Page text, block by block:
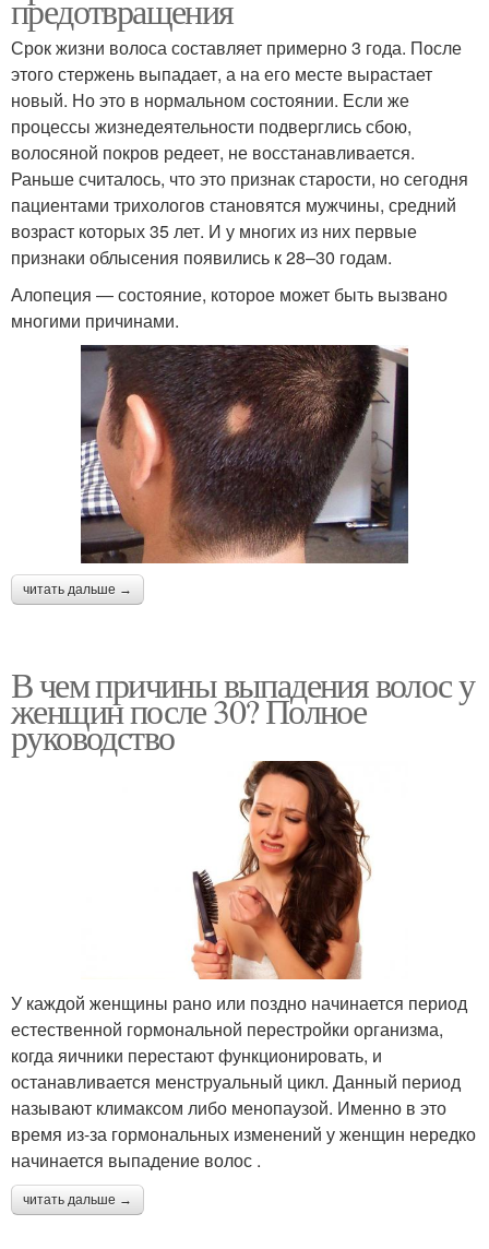
предотвращения
Срок жизни волоса составляет примерно 3 года. После
этого стержень выпадает, а на его месте вырастает
новый. Но это в нормальном состоянии. Если же
процессы жизнедеятельности подверглись сбою,
волосяной покров редеет, не восстанавливается.
Раньше считалось, что это признак старости, но сегодня
пациентами трихологов становятся мужчины, средний
возраст которых 35 лет. И у многих из них первые
признаки облысения появились к 28–30 годам.
Алопеция — состояние, которое может быть вызвано
многими причинами.
читать дальше →
В чем причины выпадения волос у
женщин после 30? Полное
руководство
У каждой женщины рано или поздно начинается период
естественной гормональной перестройки организма,
когда яичники перестают функционировать, и
останавливается менструальный цикл. Данный период
называют климаксом либо менопаузой. Именно в это
время из-за гормональных изменений у женщин нередко
начинается выпадение волос .
читать дальше →